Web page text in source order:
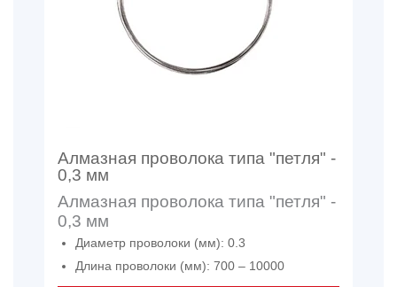
Алмазная проволока типа "петля" -
0,3 мм
Алмазная проволока типа "петля" -
0,3 мм
Диаметр проволоки (мм): 0.3
Длина проволоки (мм): 700 – 10000